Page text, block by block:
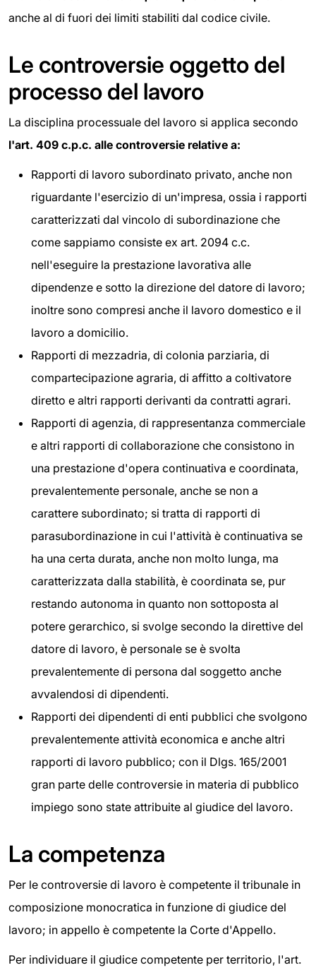
anche al di fuori dei limiti stabiliti dal codice civile.
Le controversie oggetto del
processo del lavoro
La disciplina processuale del lavoro si applica secondo
l'art. 409 c.p.c. alle controversie relative a:
Rapporti di lavoro subordinato privato, anche non
riguardante l'esercizio di un'impresa, ossia i rapporti
caratterizzati dal vincolo di subordinazione che
come sappiamo consiste ex art. 2094 c.c.
nell'eseguire la prestazione lavorativa alle
dipendenze e sotto la direzione del datore di lavoro;
inoltre sono compresi anche il lavoro domestico e il
lavoro a domicilio.
Rapporti di mezzadria, di colonia parziaria, di
compartecipazione agraria, di affitto a coltivatore
diretto e altri rapporti derivanti da contratti agrari.
Rapporti di agenzia, di rappresentanza commerciale
e altri rapporti di collaborazione che consistono in
una prestazione d'opera continuativa e coordinata,
prevalentemente personale, anche se non a
carattere subordinato; si tratta di rapporti di
parasubordinazione in cui l'attività è continuativa se
ha una certa durata, anche non molto lunga, ma
caratterizzata dalla stabilità, è coordinata se, pur
restando autonoma in quanto non sottoposta al
potere gerarchico, si svolge secondo la direttive del
datore di lavoro, è personale se è svolta
prevalentemente di persona dal soggetto anche
avvalendosi di dipendenti.
Rapporti dei dipendenti di enti pubblici che svolgono
prevalentemente attività economica e anche altri
rapporti di lavoro pubblico; con il Dlgs. 165/2001
gran parte delle controversie in materia di pubblico
impiego sono state attribuite al giudice del lavoro.
La competenza
Per le controversie di lavoro è competente il tribunale in
composizione monocratica in funzione di giudice del
lavoro; in appello è competente la Corte d'Appello.
Per individuare il giudice competente per territorio, l'art.